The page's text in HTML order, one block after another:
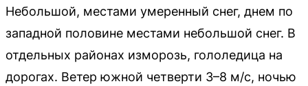
Небольшой, местами умеренный снег, днем по
западной половине местами небольшой снег. В
отдельных районах изморозь, гололедица на
дорогах. Ветер южной четверти 3–8 м/с, ночью